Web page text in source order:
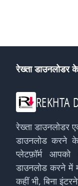
रेख्ता डाउनलोडर
REKHTA
रेख्ता डाउनलोडर
डाउनलोड करने
प्लेटफ़ॉर्म
डाउनलोड करने में
कहीं भी, बिना